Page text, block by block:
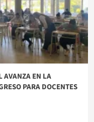
AVANZA EN LA
PARA DOCENTES